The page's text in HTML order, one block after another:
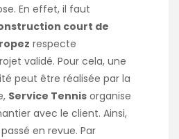
En effet, il faut
court de
respecte
validé. Pour cela, une
peut être réalisée par la
Service Tennis organise
avec le client. Ainsi,
en revue. Par